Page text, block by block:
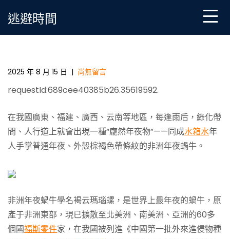
逃避時間
雨后巨蝸牛攜帶寄生蟲，專家OSDER奧斯德零件商提
2025 年 8 月 15 日 | 尚無留言
requestId:689cee40385b26.35619592.
在我國廣東、福建、廣西、云南等地區，每逢雨后，綠化帶
間、人行道上就會出現一種“龐然年夜物”——同成水箱水年
人手掌普通年夜、外殼棕褐色帶條紋的非洲年夜蝸牛。
非洲年夜蝸牛學名褐云瑪瑙螺，是世界上最年夜的蝸牛，原
產于非洲東部，現已擴散至北美洲、南美洲、亞洲的60多
個國福斯零件家，在我國被列進《中國第一批外來進侵物種